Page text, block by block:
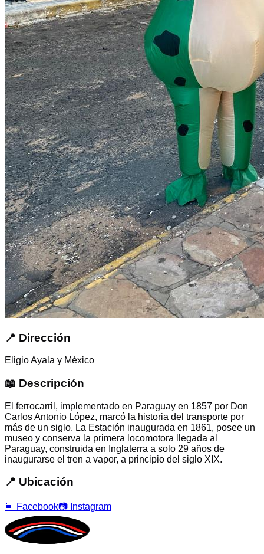
📍 Dirección
Eligio Ayala y México
📖 Descripción
El ferrocarril, implementado en Paraguay en 1857 por Don
Carlos Antonio López, marcó la historia del transporte por
más de un siglo. La Estación inaugurada en 1861, posee un
museo y conserva la primera locomotora llegada al
Paraguay, construida en Inglaterra a solo 29 años de
inaugurarse el tren a vapor, a principio del siglo XIX.
📍 Ubicación
📘 Facebook📷 Instagram